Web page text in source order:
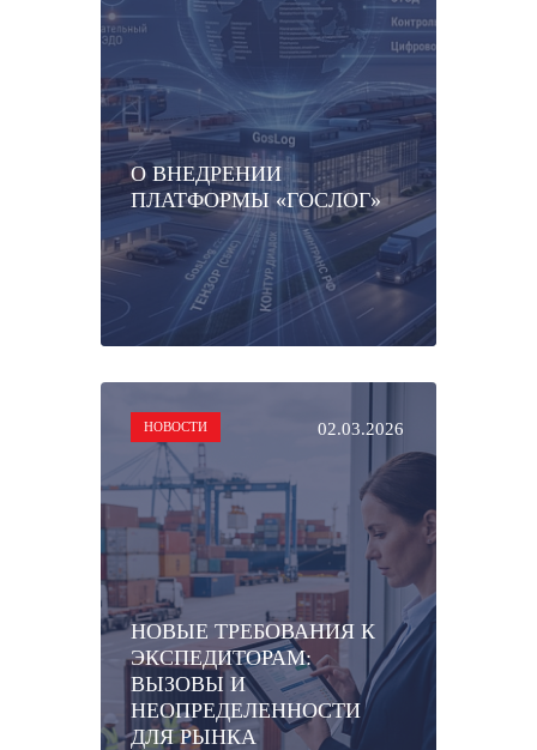
О ВНЕДРЕНИИ
ПЛАТФОРМЫ «ГОСЛОГ»
НОВОСТИ 02.03.2026
НОВЫЕ ТРЕБОВАНИЯ К
ЭКСПЕДИТОРАМ:
ВЫЗОВЫ И
НЕОПРЕДЕЛЕННОСТИ
ДЛЯ РЫНКА